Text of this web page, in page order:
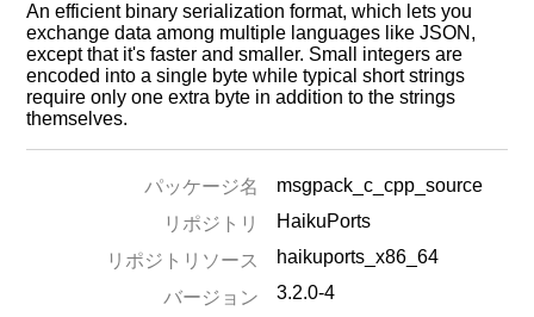
An efficient binary serialization format, which lets you
exchange data among multiple languages like JSON,
except that it's faster and smaller. Small integers are
encoded into a single byte while typical short strings
require only one extra byte in addition to the strings
themselves.
パッケージ名
msgpack_c_cpp_source
リポジトリ
HaikuPorts
リポジトリソース
haikuports_x86_64
バージョン
3.2.0-4